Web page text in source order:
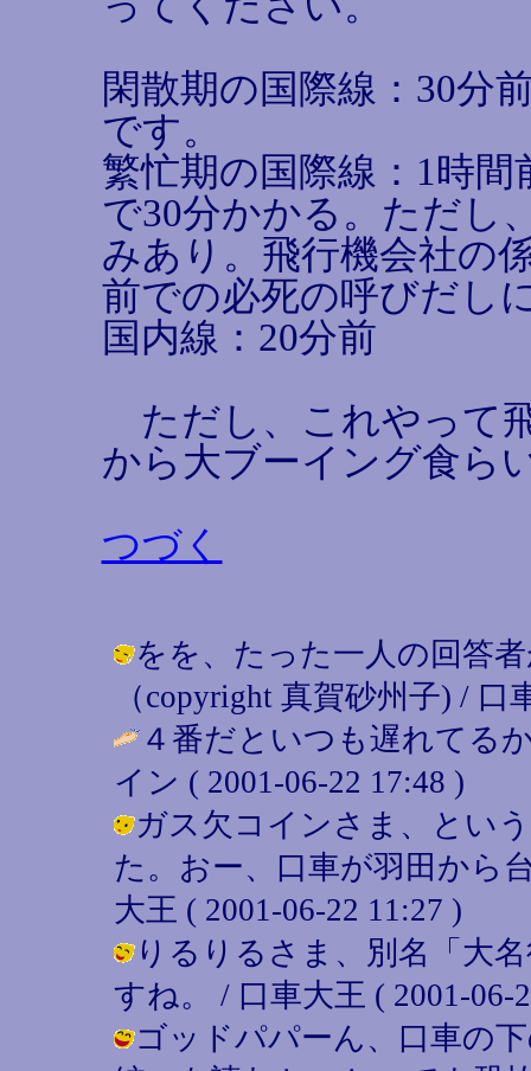
閑散期の国際線：30分
です。
繁忙期の国際線：1時
で30分かかる。ただし
みあり。飛行機会社の
前での必死の呼びだし
国内線：20分前
ただし、これやって
から大ブーイング食ら
つづく
をを、たった一人の回答
（copyright 真賀砂州子) / 口
４番だといつも遅れてる
イン ( 2001-06-22 17:48 )
ガス欠コインさま、とい
た。おー、口車が羽田から
大王 ( 2001-06-22 11:27 )
りるりるさま、別名「大
すね。 / 口車大王 ( 2001-06-
ゴッドパパーん、口車の